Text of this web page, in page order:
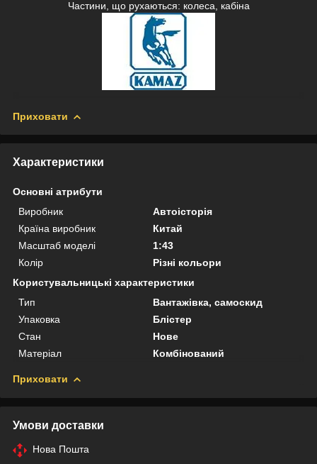
Частини, що рухаються: колеса, кабіна
Приховати
Характеристики
Основні атрибути
Виробник
Автоісторія
Країна виробник
Китай
Масштаб моделі
1:43
Колір
Різні кольори
Користувальницькі характеристики
Тип
Вантажівка, самоскид
Упаковка
Блістер
Стан
Нове
Матеріал
Комбінований
Приховати
Умови доставки
Нова Пошта